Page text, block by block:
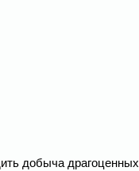
добыча драгоценных